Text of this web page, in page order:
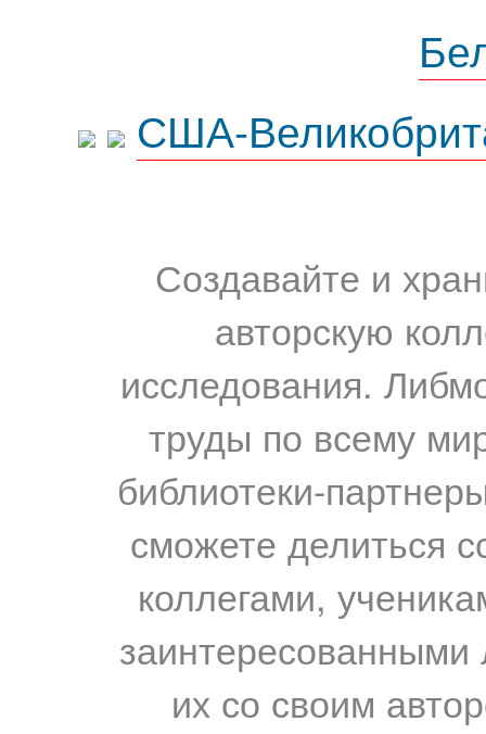
США-
Создавайте и
авторскую
исследования.
труды по всему
библиотеки-
сможете делиться
коллегами,
их со своим